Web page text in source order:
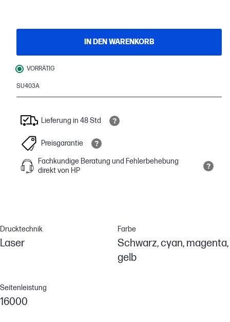
IN DEN WARENKORB
VORRÄTIG
SU403A
Lieferung in 48 Std
Preisgarantie
Fachkundige Beratung und Fehlerbehebung
direkt von HP
Drucktechnik
Laser
Farbe
Schwarz, cyan, magenta,
gelb
Seitenleistung
16000